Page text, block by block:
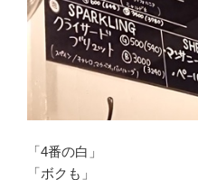
「4番の白」
「ボクも」